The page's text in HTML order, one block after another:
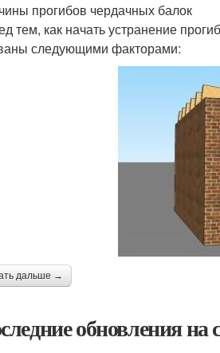
прогибов чердачных балок
тем, как начать устранение
следующими факторами:
дальше →
обновления на